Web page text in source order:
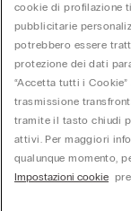
Area Legale
Corporate
Calzedonia Switzerland
cookie di profilazione
pubblicitarie
potrebbero essere
protezione dei dati
“Accetta tutti i
trasmissione
tramite il tasto chiudi
attivi. Per maggiori
qualunque momento,
Impostazioni cookie